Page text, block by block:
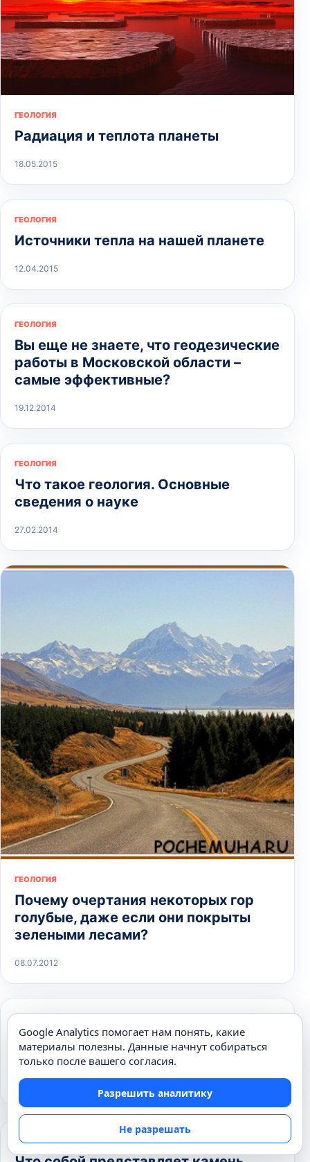
ГЕОЛОГИЯ
Радиация и теплота планеты
18.05.2015
ГЕОЛОГИЯ
Источники тепла на нашей планете
12.04.2015
ГЕОЛОГИЯ
Вы еще не знаете, что геодезические
работы в Московской области –
самые эффективные?
19.12.2014
ГЕОЛОГИЯ
Что такое геология. Основные
сведения о науке
27.02.2014
ГЕОЛОГИЯ
Почему очертания некоторых гор
голубые, даже если они покрыты
зелеными лесами?
08.07.2012
Почему Средиземное море
называют наследником океана Тетис
02.04.2012
ГЕОЛОГИЯ
Google Analytics помогает нам понять, какие
материалы полезны. Данные начнут собираться
только после вашего согласия.
Разрешить аналитику
Не разрешать